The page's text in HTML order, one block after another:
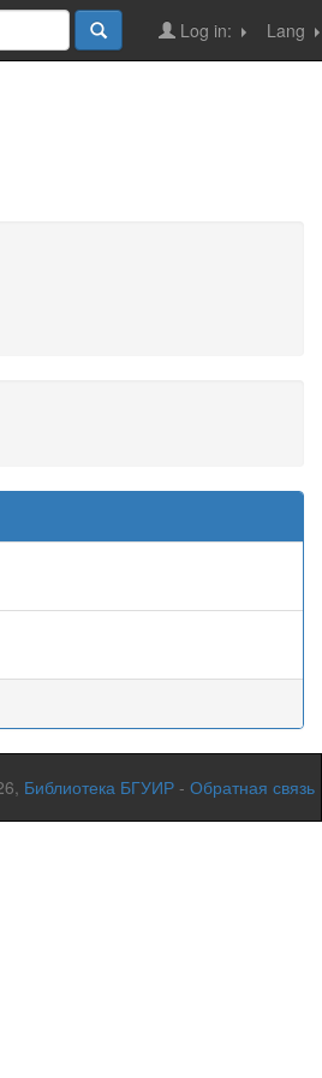
Lang
Log in:
Библиотека БГУИР - Обратная связь